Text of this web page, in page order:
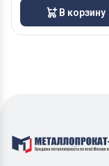
В корзину